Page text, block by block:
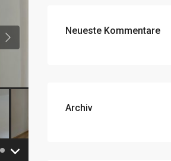
Previous
Neueste Kommentare
Archiv